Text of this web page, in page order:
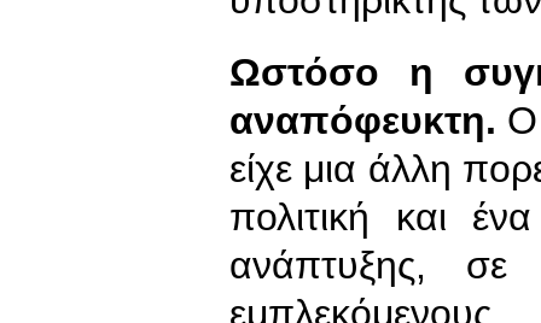
Ωστόσο η
αναπόφευκτη. Ο
είχε μια άλλη
πολιτική και
ανάπτυξης, σε